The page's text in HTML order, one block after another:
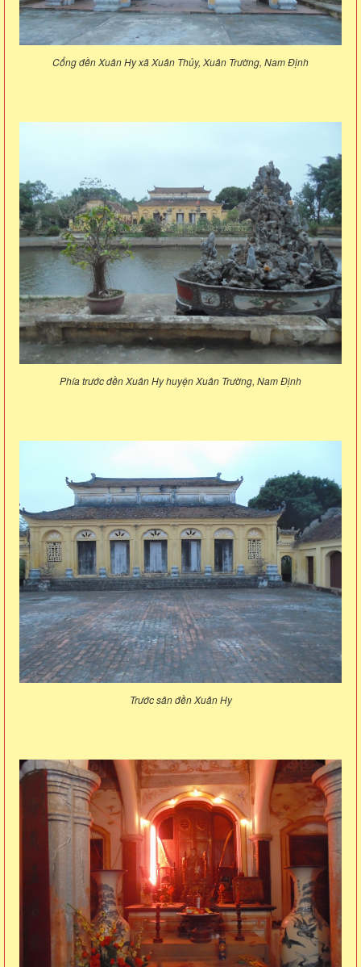
Cổng đền Xuân Hy xã Xuân Thủy, Xuân Trường, Nam Định
Phía trước đền Xuân Hy huyện Xuân Trường, Nam Định
Trước sân đền Xuân Hy